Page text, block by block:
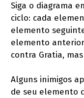
Siga o diagrama
ciclo: cada
elemento
elemento
contra Gratia,
Alguns inimigos
de seu elemento